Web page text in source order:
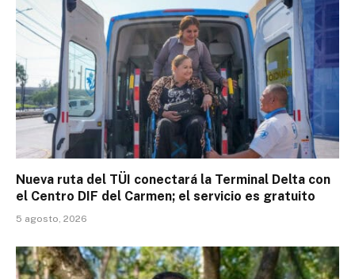
Nueva ruta del TÜI conectará la Terminal Delta con
el Centro DIF del Carmen; el servicio es gratuito
5 agosto, 2026